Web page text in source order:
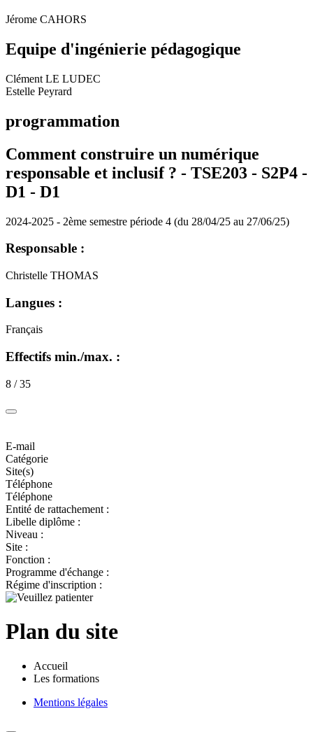
Jérome CAHORS
Equipe d'ingénierie pédagogique
Clément LE LUDEC
Estelle Peyrard
programmation
Comment construire un numérique
responsable et inclusif ? - TSE203 - S2P4 -
D1 - D1
2024-2025 - 2ème semestre période 4 (du 28/04/25 au 27/06/25)
Responsable :
Christelle THOMAS
Langues :
Français
Effectifs min./max. :
8 / 35
E-mail
Catégorie
Site(s)
Téléphone
Téléphone
Entité de rattachement :
Libelle diplôme :
Niveau :
Site :
Fonction :
Programme d'échange :
Régime d'inscription :
Plan du site
Accueil
Les formations
Mentions légales